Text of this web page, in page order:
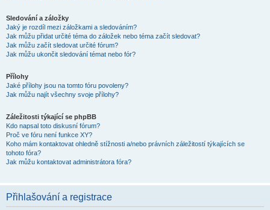
Sledování a záložky
Jaký je rozdíl mezi záložkami a sledováním?
Jak můžu přidat určité téma do záložek nebo téma začít sledovat?
Jak můžu začít sledovat určité fórum?
Jak můžu ukončit sledování témat nebo fór?
Přílohy
Jaké přílohy jsou na tomto fóru povoleny?
Jak můžu najít všechny svoje přílohy?
Záležitosti týkající se phpBB
Kdo napsal toto diskusní fórum?
Proč ve fóru není funkce XY?
Koho mám kontaktovat ohledně stížnosti a/nebo právních záležitostí týkajících se
tohoto fóra?
Jak můžu kontaktovat administrátora fóra?
Přihlašování a registrace